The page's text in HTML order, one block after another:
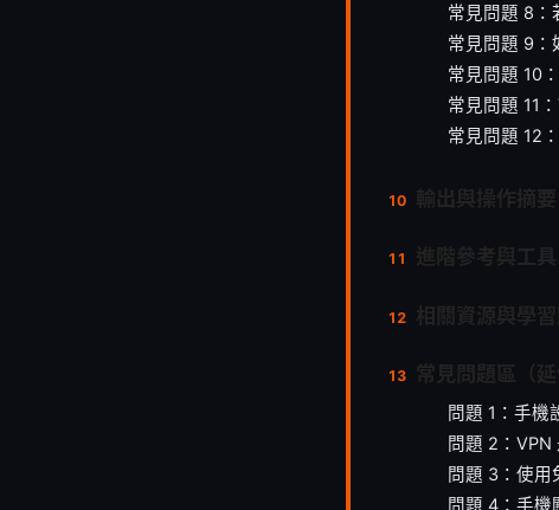
常見問題 8：
常見問題 9：
常見問題 10
常見問題 11
常見問題 12
問題 1：手機
問題 2：VPN
問題 3：使用
問題 4：手機